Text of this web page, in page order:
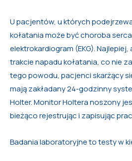
U pacjentów, u których
kołatania może być choroba
elektrokardiogram (EKG).
trakcie napadu kołatania, co nie
tego powodu, pacjenci skarżący
mają zakładany 24-godzinny
Holter. Monitor Holtera noszony
bieżąco rejestrując i zapisując
Badania laboratoryjne to testy w